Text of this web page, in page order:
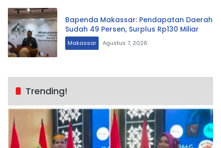
Bapenda Makassar: Pendapatan Daerah
Sudah 49 Persen, Surplus Rp130 Miliar
Makassar Agustus 7, 2026
Trending!